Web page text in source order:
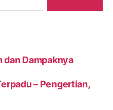
Dampaknya
– Pengertian,